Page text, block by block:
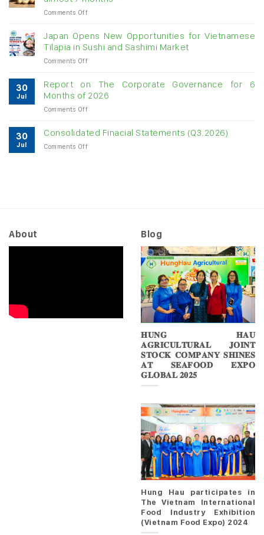
double-
digit
Comments Offon
cashew
imports
exceed
in
almost
Japan Opens New Opportunities for Vietnamese
Tilapia in Sushi and Sashimi Market
Comments Offon
Opens
New
Opportunities
for
Tilapia
30
Jul
Report on The Corporate Governance for 6
Months of 2026
Comments Offon
on
The
30
Jul
Consolidated Finacial Statements (Q3.2026)
Comments Offon
About Blog
𝐇𝐔𝐍𝐆 𝐇𝐀𝐔
𝐀𝐆𝐑𝐈𝐂𝐔𝐋𝐓𝐔𝐑𝐀𝐋 𝐉𝐎𝐈𝐍𝐓
𝐒𝐓𝐎𝐂𝐊 𝐂𝐎𝐌𝐏𝐀𝐍𝐘 𝐒𝐇𝐈𝐍𝐄𝐒
𝐀𝐓 𝐒𝐄𝐀𝐅𝐎𝐎𝐃 𝐄𝐗𝐏𝐎
𝐆𝐋𝐎𝐁𝐀𝐋 𝟐𝟎𝟐𝟓
Hung Hau participates in
The Vietnam International
Food Industry Exhibition
(Vietnam Food Expo) 2024